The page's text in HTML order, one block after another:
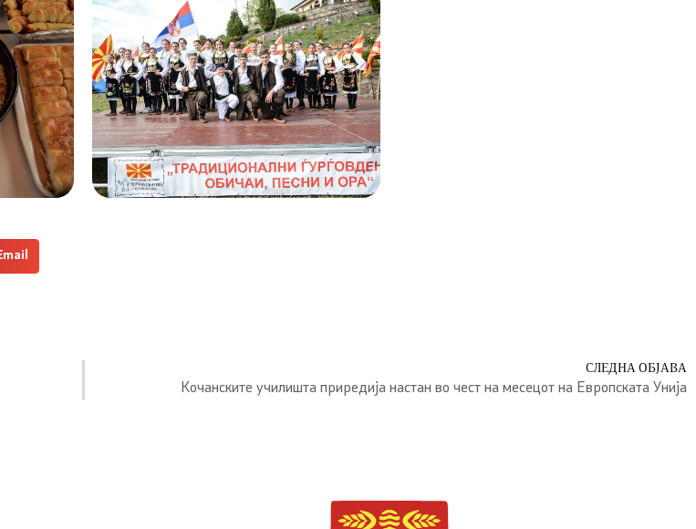
Email
СЛЕДНА ОБЈАВА
Кочанските училишта приредија настан во чест на месецот на Европската Унија